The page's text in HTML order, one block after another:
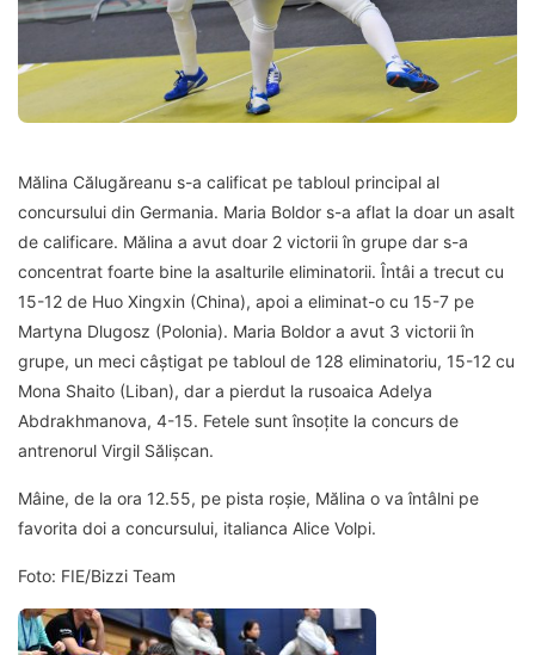
Mălina Călugăreanu s-a calificat pe tabloul principal al
concursului din Germania. Maria Boldor s-a aflat la doar un asalt
de calificare. Mălina a avut doar 2 victorii în grupe dar s-a
concentrat foarte bine la asalturile eliminatorii. Întâi a trecut cu
15-12 de Huo Xingxin (China), apoi a eliminat-o cu 15-7 pe
Martyna Dlugosz (Polonia). Maria Boldor a avut 3 victorii în
grupe, un meci câștigat pe tabloul de 128 eliminatoriu, 15-12 cu
Mona Shaito (Liban), dar a pierdut la rusoaica Adelya
Abdrakhmanova, 4-15. Fetele sunt însoțite la concurs de
antrenorul Virgil Sălișcan.
Mâine, de la ora 12.55, pe pista roșie, Mălina o va întâlni pe
favorita doi a concursului, italianca Alice Volpi.
Foto: FIE/Bizzi Team